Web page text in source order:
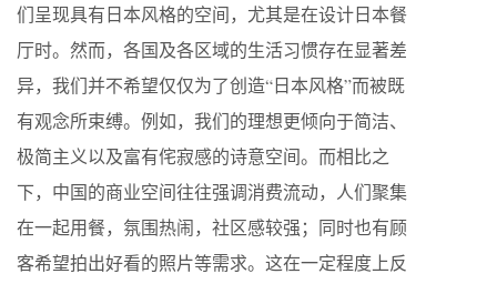
们呈现具有日本风格的空间，尤其是在设计日本餐
厅时。然而，各国及各区域的生活习惯存在显著差
异，我们并不希望仅仅为了创造“日本风格”而被既
有观念所束缚。例如，我们的理想更倾向于简洁、
极简主义以及富有侘寂感的诗意空间。而相比之
下，中国的商业空间往往强调消费流动，人们聚集
在一起用餐，氛围热闹，社区感较强；同时也有顾
客希望拍出好看的照片等需求。这在一定程度上反